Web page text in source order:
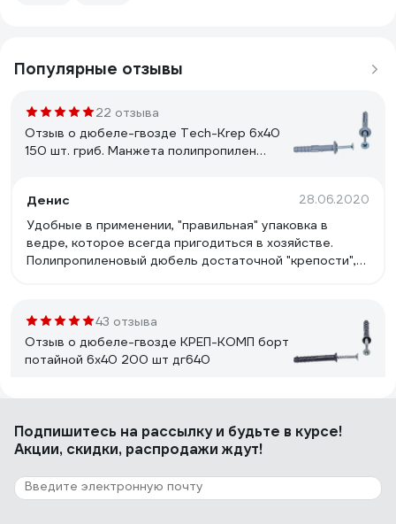
Популярные отзывы
22 отзыва
Отзыв о дюбеле-гвозде Tech-Krep 6х40
150 шт. гриб. Манжета полипропилен
Денис
28.06.2020
Удобные в применении, "правильная" упаковка в
ведре, которое всегда пригодиться в хозяйстве.
Полипропиленовый дюбель достаточной "крепости",
43 отзыва
Отзыв о дюбеле-гвозде КРЕП-КОМП борт
потайной 6х40 200 шт дг640
Цена
12 отзывов
Подпишитесь на рассылкуи будьте в курсе!
Акции, скидки, распродажи ждут!